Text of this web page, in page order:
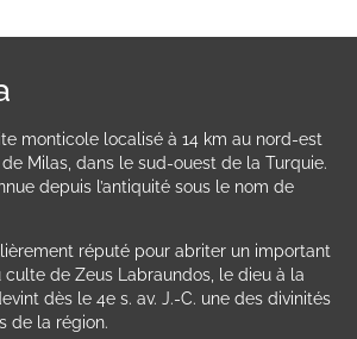
monticole localisé à 14 km au nord-est
Milas, dans le sud-ouest de la Turquie.
depuis l’antiquité sous le nom de
réputé pour abriter un important
de Zeus Labraundos, le dieu à la
dès le 4e s. av. J.-C. une des divinités
de la région.